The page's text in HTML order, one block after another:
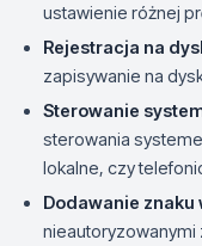
ustawienie różnej
Rejestracja na
zapisywanie na
Sterowanie
sterowania
lokalne, czy
Dodawanie znaku
nieautoryzowanymi